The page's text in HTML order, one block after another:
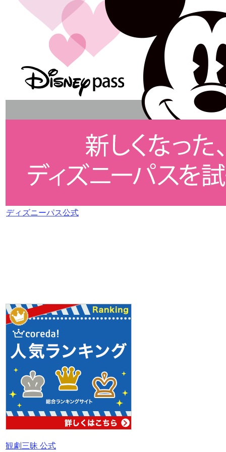
ディズニーパス公式
観劇三昧 公式